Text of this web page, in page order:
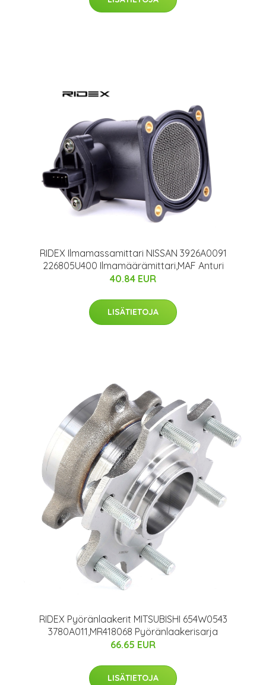
RIDEX Ilmamassamittari NISSAN 3926A0091
226805U400 Ilmamäärämittari,MAF Anturi
40.84 EUR
LISÄTIETOJA
RIDEX Pyöränlaakerit MITSUBISHI 654W0543
3780A011,MR418068 Pyöränlaakerisarja
66.65 EUR
LISÄTIETOJA